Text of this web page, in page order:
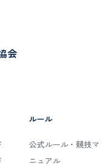
会
ルール
公式ルール・競技マ
ニュアル